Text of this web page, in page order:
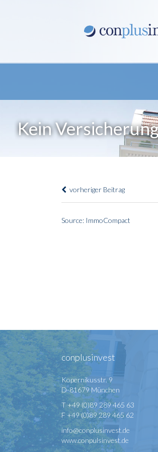
Kein
vorheriger Beitrag
Source: ImmoCompact
conplusinvest
Kopernikusstr. 9
D-81679 München
T +49 (0)89 289 465 63
F +49 (0)89 289 465 62
info@conplusinvest.de
www.conpulsinvest.de